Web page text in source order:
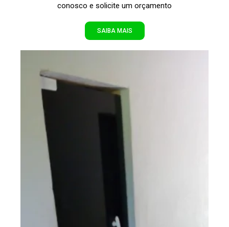
conosco e solicite um orçamento
SAIBA MAIS